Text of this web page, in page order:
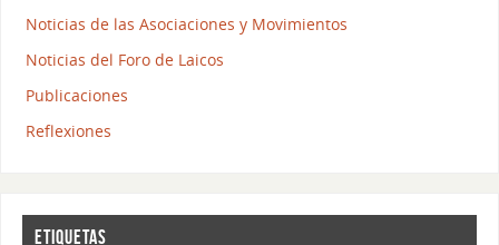
Noticias de las Asociaciones y Movimientos
Noticias del Foro de Laicos
Publicaciones
Reflexiones
ETIQUETAS